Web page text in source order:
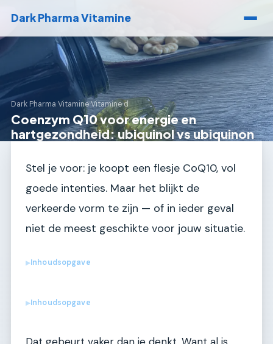
Dark Pharma Vitamine
Dark Pharma Vitamine›Vitamine d
Coenzym Q10 voor energie en
hartgezondheid: ubiquinol vs ubiquinon
Stel je voor: je koopt een flesje CoQ10, vol
goede intenties. Maar het blijkt de
verkeerde vorm te zijn — of in ieder geval
niet de meest geschikte voor jouw situatie.
▶Inhoudsopgave
▶Inhoudsopgave